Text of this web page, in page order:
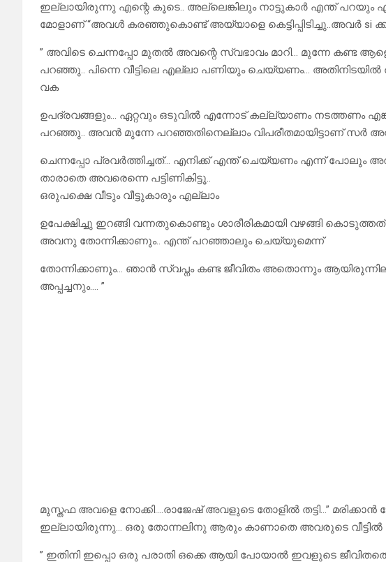
ഇല്ലായിരുന്നു എന്റെ കൂടെ.. അല്ലെങ്കിലും നാട്ടുകാർ എന്ത് പറയും
മോളാണ് “അവൾ കരഞ്ഞുകൊണ്ട് അയ്യാളെ കെട്ടിപ്പിടിച്ചു..അവർ si
” അവിടെ ചെന്നപ്പോ മുതൽ അവന്റെ സ്വഭാവം മാറി… മുന്നേ കണ്ട
പറഞ്ഞു.. പിന്നെ വീട്ടിലെ എല്ലാ പണിയും ചെയ്യണം…
വക
ഉപദ്രവങ്ങളും… ഏറ്റവും ഒടുവിൽ എന്നോട് കല്ല്യാണം നടത്തണം
പറഞ്ഞു.. അവൻ മുന്നേ പറഞ്ഞതിനെല്ലാം വിപരീതമായിട്ടാണ് സർ
ചെന്നപ്പോ പ്രവർത്തിച്ചത്… എനിക്ക് എന്ത് ചെയ്യണം എന്ന് പോലും
താരാതെ അവരെന്നെ പട്ടിണികിട്ടൂ..
ഒരുപക്ഷെ വീടും വീട്ടുകാരും എല്ലാം
ഉപേക്ഷിച്ചു ഇറങ്ങി വന്നതുകൊണ്ടും ശാരീരികമായി വഴങ്ങി
അവനു തോന്നിക്കാണും.. എന്ത് പറഞ്ഞാലും ചെയ്യുമെന്ന്
തോന്നിക്കാണും… ഞാൻ സ്വപ്നം കണ്ട ജീവിതം അതൊന്നും
അപ്പച്ചനും…. ”
മുസ്തഫ അവളെ നോക്കി….രാജേഷ് അവളുടെ തോളിൽ തട്ടി…”
ഇല്ലായിരുന്നു… ഒരു തോന്നലിനു ആരും കാണാതെ അവരുടെ വീട്ടിൽ
” ഇതിനി ഇപ്പൊ ഒരു പരാതി ഒക്കെ ആയി പോയാൽ ഇവളുടെ